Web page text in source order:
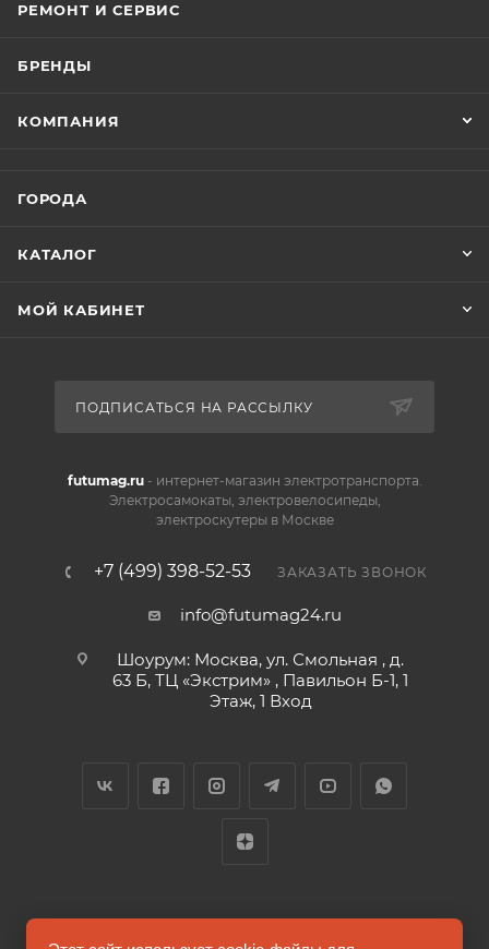
РЕМОНТ И СЕРВИС
БРЕНДЫ
КОМПАНИЯ
ГОРОДА
КАТАЛОГ
МОЙ КАБИНЕТ
ПОДПИСАТЬСЯ НА РАССЫЛКУ
futumag.ru- интернет-магазин электротранспорта.
Электросамокаты, электровелосипеды,
электроскутеры в Москве
+7 (499) 398-52-53 ЗАКАЗАТЬ ЗВОНОК
info@futumag24.ru
Шоурум: Москва, ул. Смольная , д.
63 Б, ТЦ «Экстрим» , Павильон Б-1, 1
Этаж, 1 Вход
2026 © FUTUMAG.RU